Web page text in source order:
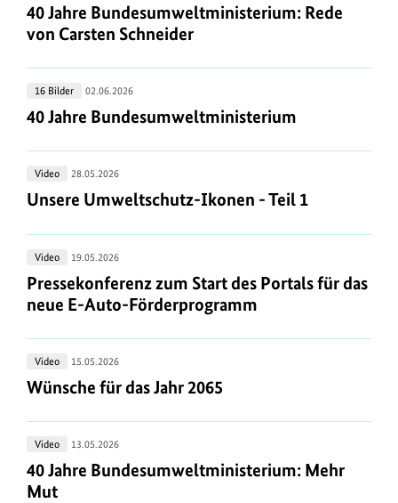
Merkel
Jahre
Bundesumweltministerium:
von
Carsten
Schneider
40 Jahre Bundesumweltministerium: Rede von
40 Jahre Bundesumweltministerium: Rede
von Carsten Schneider
40
Jahre
16 Bilder 02.06.2026
40 Jahre Bundesumweltministerium
40 Jahre Bundesumweltministerium
Unsere
Umweltschutz-
-
Teil
1
Video 28.05.2026
Unsere Umweltschutz-Ikonen - Teil 1
Unsere Umweltschutz-Ikonen - Teil 1
Pressekonferenz
zum
Start
Portals
für
das
Auto-
Förderprogramm
Video 19.05.2026
Pressekonferenz zum Start des Portals für das
Pressekonferenz zum Start des Portals für das
neue E-Auto-Förderprogramm
Wünsche
für
Jahr
2065
Video 15.05.2026
Wünsche für das Jahr 2065
Wünsche für das Jahr 2065
40
Jahre
Bundesumweltministerium:
Video 13.05.2026
40 Jahre Bundesumweltministerium: Mehr Mut
40 Jahre Bundesumweltministerium: Mehr
Mut